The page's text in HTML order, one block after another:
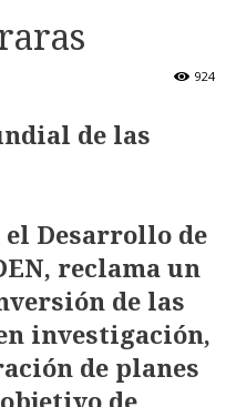
924
de las
Desarrollo de
reclama un
de las
investigación,
de planes